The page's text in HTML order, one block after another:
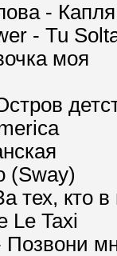
-
- Tu
моя
(Sway)
тех, кто в
Le Taxi